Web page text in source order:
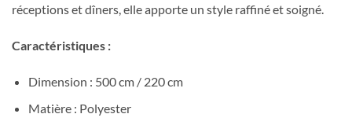
réceptions et dîners, elle apporte un style raffiné et soigné.
Caractéristiques :
Dimension : 500 cm / 220 cm
Matière : Polyester